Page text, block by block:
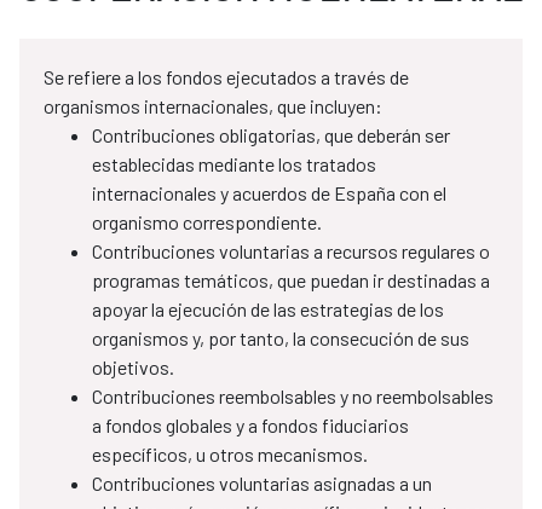
Se refiere a los fondos ejecutados a través de
organismos internacionales, que incluyen:
Contribuciones obligatorias, que deberán ser
establecidas mediante los tratados
internacionales y acuerdos de España con el
organismo correspondiente.
Contribuciones voluntarias a recursos regulares o
programas temáticos, que puedan ir destinadas a
apoyar la ejecución de las estrategias de los
organismos y, por tanto, la consecución de sus
objetivos.
Contribuciones reembolsables y no reembolsables
a fondos globales y a fondos fiduciarios
específicos, u otros mecanismos.
Contribuciones voluntarias asignadas a un